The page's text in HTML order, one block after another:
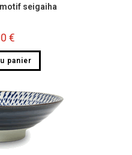
seigaiha
€
panier